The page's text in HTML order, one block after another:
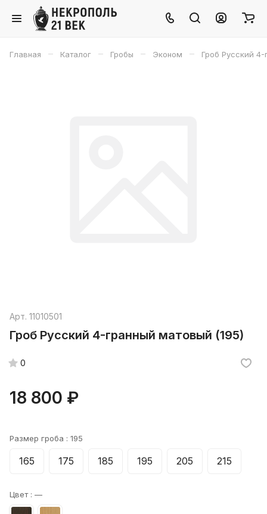
Главная – Каталог – Гробы – Эконом – Гроб Русский
Арт. 11010501
Гроб Русский 4-гранный матовый (195)
0
18 800 ₽
Размер гроба : 195
165 175 185 195 205 215
Цвет : —